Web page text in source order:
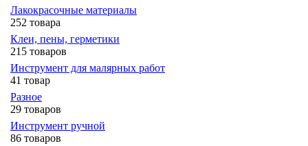
Лакокрасочные материалы
252 товара
Клеи, пены, герметики
215 товаров
Инструмент для малярных работ
41 товар
Разное
29 товаров
Инструмент ручной
86 товаров